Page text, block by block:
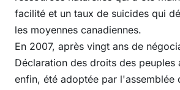
facilité et un taux de suicides qui
les moyennes canadiennes.
En 2007, après vingt ans de
Déclaration des droits des peuples
enfin, été adoptée par l'assemblée